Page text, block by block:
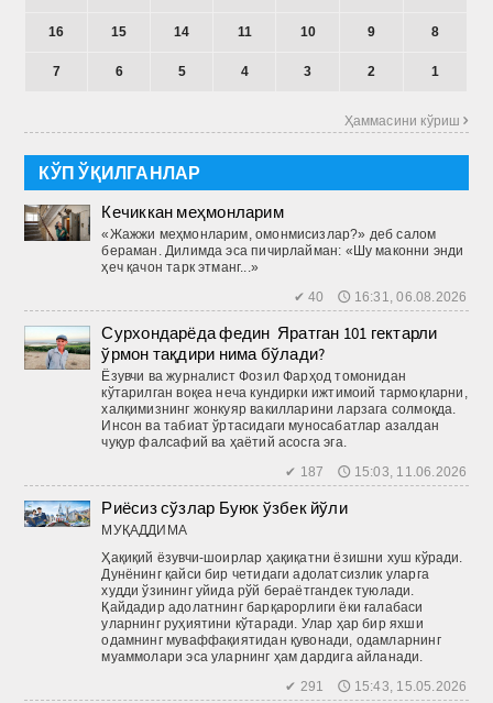
16 15 14 11 10 9 8
7 6 5 4 3 2 1
Ҳаммасини кўриш 
КЎП ЎҚИЛГАНЛАР
Кечиккан меҳмонларим
«Жажжи меҳмонларим, омонмисизлар?» деб салом
бераман. Дилимда эса пичирлайман: «Шу маконни энди
ҳеч қачон тарк этманг...»
✔ 40 🕔 16:31, 06.08.2026
Сурхондарёда федин Яратган 101 гектарли
ўрмон тақдири нима бўлади?
Ёзувчи ва журналист Фозил Фарҳод томонидан
кўтарилган воқеа неча кундирки ижтимоий тармоқларни,
халқимизнинг жонкуяр вакилларини ларзага солмоқда.
Инсон ва табиат ўртасидаги муносабатлар азалдан
чуқур фалсафий ва ҳаётий асосга эга.
✔ 187 🕔 15:03, 11.06.2026
Риёсиз сўзлар Буюк ўзбек йўли
МУҚАДДИМА
Ҳақиқий ёзувчи-шоирлар ҳақиқатни ёзишни хуш кўради.
Дунё­нинг ­қайси бир четидаги адолатсизлик уларга
худди ўзининг уйида рўй бераётгандек туюлади.
Қайдадир адолатнинг барқарорлиги ёки ғалабаси
уларнинг руҳиятини кўтаради. Улар ҳар бир яхши
одамнинг муваффақиятидан қувонади, одамларнинг
муаммолари эса уларнинг ҳам дардига айланади.
✔ 291 🕔 15:43, 15.05.2026